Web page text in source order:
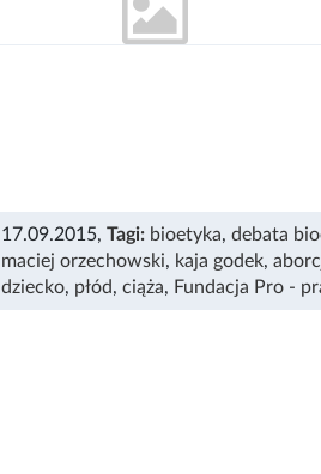
17.09.2015, Tagi: bioetyka, debata
maciej orzechowski, kaja godek,
dziecko, płód, ciąża, Fundacja Pro -